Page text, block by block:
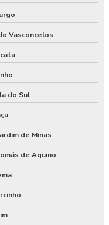
Vasconcelos
do Sul
de Minas
de Aquino